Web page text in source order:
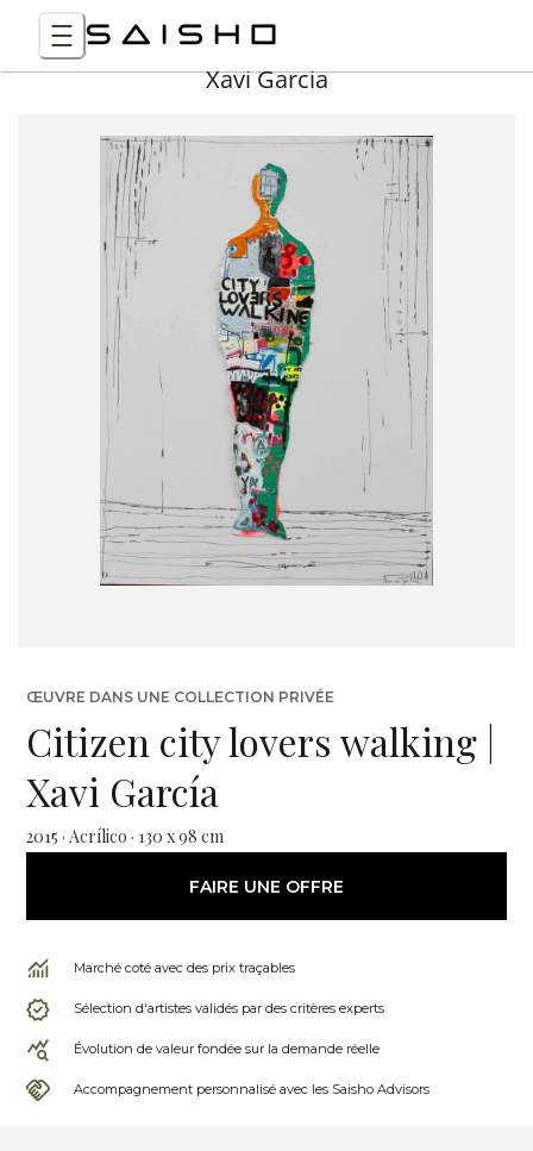
Xavi Garcia
ŒUVRE DANS UNE COLLECTION PRIVÉE
Citizen city lovers walking |
Xavi García
2015 · Acrílico · 130 x 98 cm
FAIRE UNE OFFRE
Marché coté avec des prix traçables
Sélection d'artistes validés par des critères experts
Évolution de valeur fondée sur la demande réelle
Accompagnement personnalisé avec les Saisho Advisors